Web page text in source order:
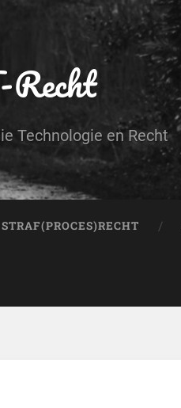
Technologie en Recht
STRAF(PROCES)RECHT